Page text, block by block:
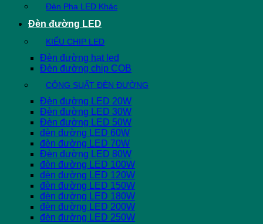
Đèn Pha LED Khác
Đèn đường LED
KIỂU CHIP LED
Đèn đường hạt led
Đèn đường chip COB
CÔNG SUẤT ĐÈN ĐƯỜNG
Đèn đường LED 20W
Đèn đường LED 30W
Đèn đường LED 50W
đèn đường LED 60W
đèn đường LED 70W
Đèn đường LED 80W
đèn đường LED 100W
đèn đường LED 120W
đèn đường LED 150W
đèn đường LED 180W
đèn đường LED 200W
đèn đường LED 250W